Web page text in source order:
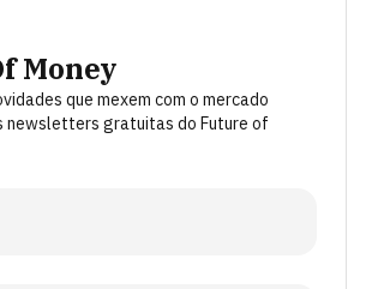
Money
que mexem com o mercado
newsletters gratuitas do Future of